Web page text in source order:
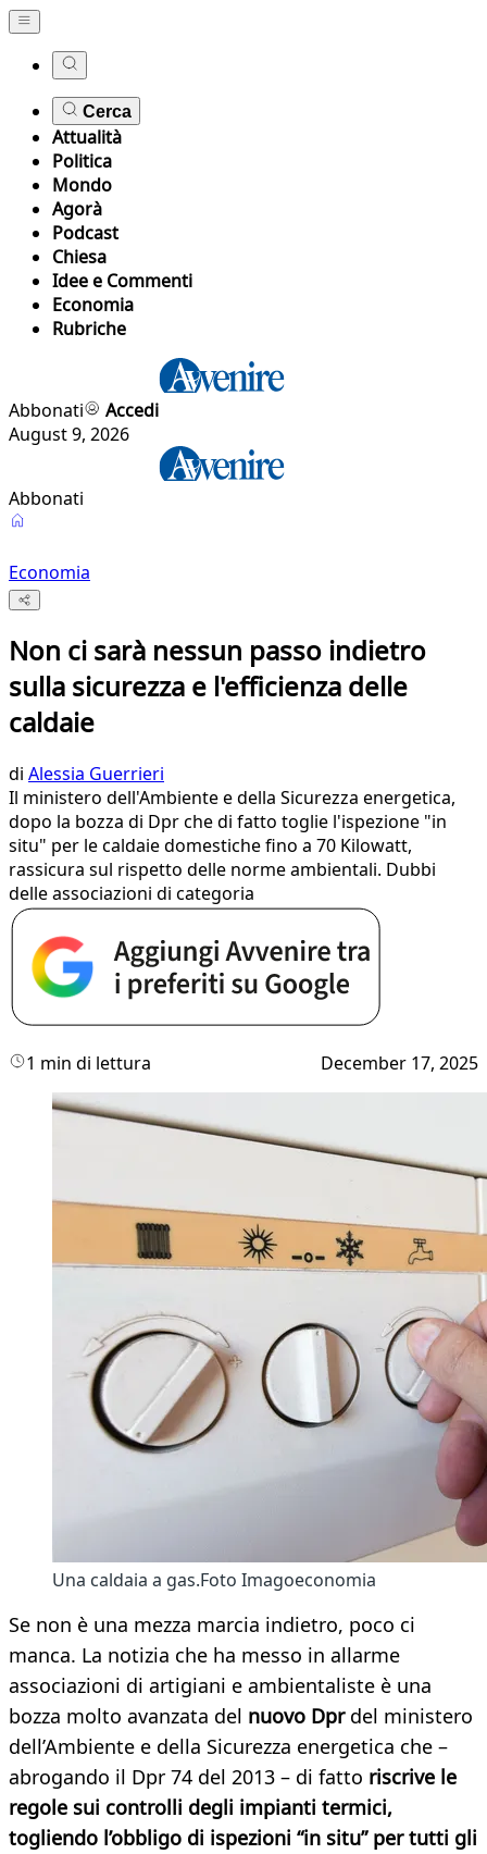
Cerca
Attualità
Politica
Mondo
Agorà
Podcast
Chiesa
Idee e Commenti
Economia
Rubriche
Abbonati
Accedi
August 9, 2026
Abbonati
Economia
Non ci sarà nessun passo indietro
sulla sicurezza e l'efficienza delle
caldaie
di Alessia Guerrieri
Il ministero dell'Ambiente e della Sicurezza energetica,
dopo la bozza di Dpr che di fatto toglie l'ispezione "in
situ" per le caldaie domestiche fino a 70 Kilowatt,
rassicura sul rispetto delle norme ambientali. Dubbi
delle associazioni di categoria
1 min di lettura December 17, 2025
Una caldaia a gas.Foto Imagoeconomia
Se non è una mezza marcia indietro, poco ci
manca. La notizia che ha messo in allarme
associazioni di artigiani e ambientaliste è una
bozza molto avanzata del nuovo Dprdel ministero
dell’Ambiente e della Sicurezza energetica che –
abrogando il Dpr 74 del 2013 – di fatto riscrive le
regole sui controlli degli impianti termici,
togliendo l’obbligo di ispezioni “in situ” per tutti gli